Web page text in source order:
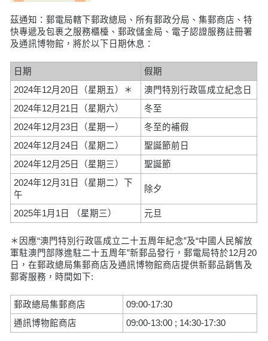
茲通知：郵電局轄下郵政總局、所有郵政分局、集郵商店、特
快專遞及包裹之服務櫃檯、郵政儲金局、電子認證服務註冊署
及通訊博物館，將於以下日期休息：
日期
假期
2024年12月20日（星期五）＊
澳門特別行政區成立紀念日
2024年12月21日（星期六）
冬至
2024年12月23日（星期一）
冬至的補假
2024年12月24日（星期二）
聖誕節前日
2024年12月25日（星期三）
聖誕節
2024年12月31日（星期二）下
午
除夕
2025年1月1日 （星期三） 元旦
＊因應“澳門特別行政區成立二十五周年紀念”及“中國人民解放
軍駐澳門部隊進駐二十五周年”新郵品發行，郵電局特於12月20
日，在郵政總局集郵商店及通訊博物館商店提供新郵品銷售及
郵寄服務，時間如下:
郵政總局集郵商店
09:00-17:30
通訊博物館商店
09:00-13:00 ; 14:30-17:30